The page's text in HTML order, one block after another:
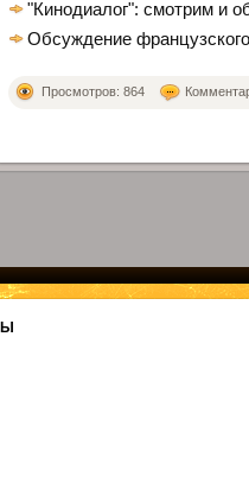
"Кинодиалог": смотрим и
Обсуждение
Просмотров: 864